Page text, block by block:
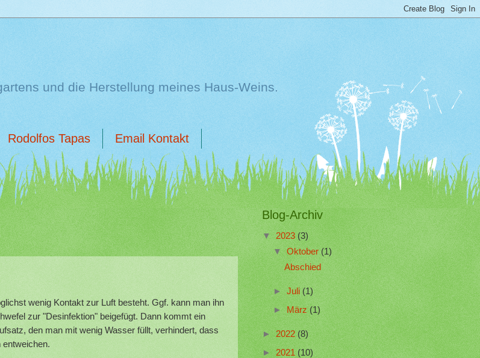
und die Herstellung meines Haus-Weins.
Rodolfos Tapas Email Kontakt
wenig Kontakt zur Luft besteht. Ggf. kann man ihn
zur "Desinfektion" beigefügt. Dann kommt ein
den man mit wenig Wasser füllt, verhindert, dass
entweichen.
Blog-Archiv
▼2023(3)
▼Oktober(1)
Abschied
►Juli(1)
►März(1)
►2022(8)
►2021(10)